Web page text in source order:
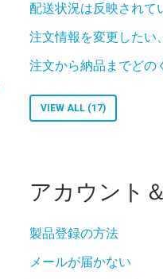
配送状況は反映されて
注文情報を変更したい
注文から納品までどの
VIEW ALL (17)
アカウント
製品登録の方法
メールが届かない